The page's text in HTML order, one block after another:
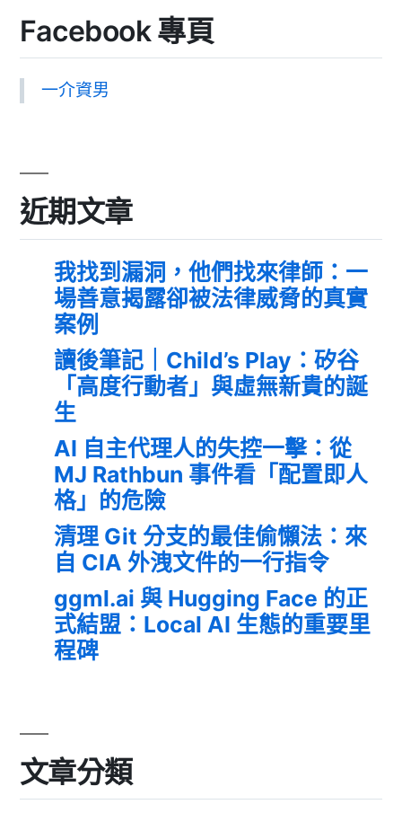
Facebook 專頁
一介資男
近期文章
我找到漏洞，他們找來律師：一
場善意揭露卻被法律威脅的真實
案例
讀後筆記｜Child’s Play：矽谷
「高度行動者」與虛無新貴的誕
生
AI 自主代理人的失控一擊：從
MJ Rathbun 事件看「配置即人
格」的危險
清理 Git 分支的最佳偷懶法：來
自 CIA 外洩文件的一行指令
ggml.ai 與 Hugging Face 的正
式結盟：Local AI 生態的重要里
程碑
文章分類